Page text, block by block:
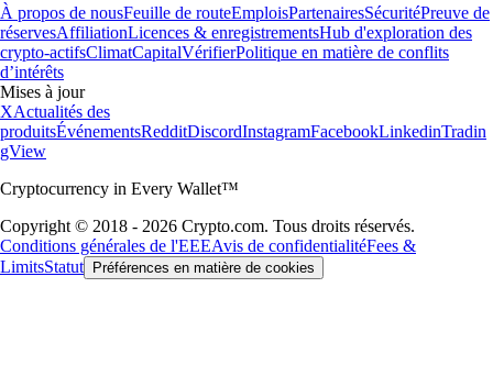
À propos de nousFeuille de routeEmploisPartenairesSécuritéPreuve de
réservesAffiliationLicences & enregistrementsHub d'exploration des
crypto-actifsClimatCapitalVérifierPolitique en matière de conflits
d’intérêts
Mises à jour
XActualités des
produitsÉvénementsRedditDiscordInstagramFacebookLinkedinTradin
gView
Cryptocurrency in Every Wallet™
Copyright © 2018 - 2026 Crypto.com. Tous droits réservés.
Conditions générales de l'EEEAvis de confidentialitéFees &
LimitsStatut Préférences en matière de cookies